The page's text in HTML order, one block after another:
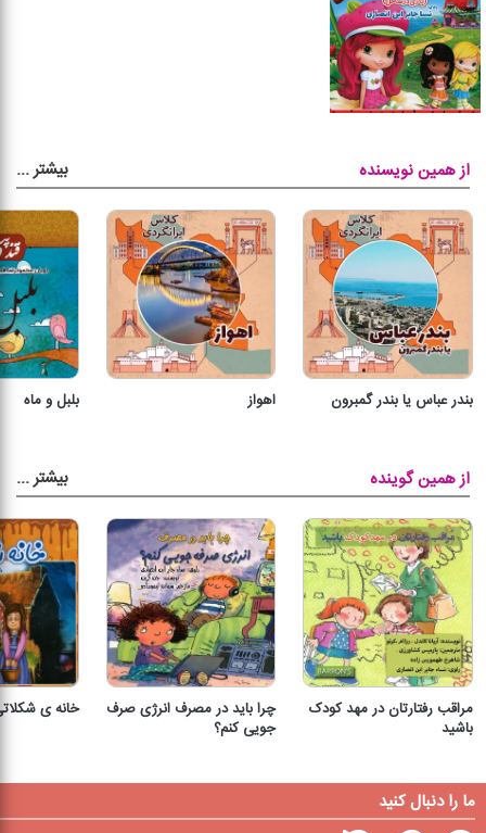
از همین نویسنده بیشتر...
بندر عباس یا بندر گمبرون اهواز بلبل و ماه
از همین گوینده بیشتر...
مراقب رفتارتان در مهد کودک
باشید
چرا باید در مصرف انرژی صرف
جویی کنم؟
خانه ی
ما را دنبال کنید